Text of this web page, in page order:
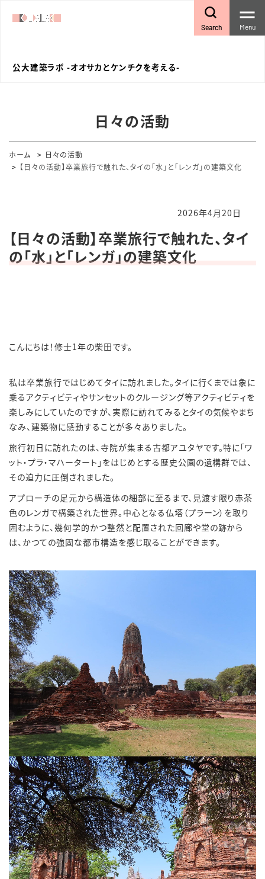
公大建築ラボ -オオサカとケンチクを考える-
Search Menu
日々の活動
ホーム
日々の活動
【日々の活動】卒業旅行で触れた、タイの「水」と「レンガ」の建築文化
2026年4月20日
【日々の活動】卒業旅行で触れた、タイ
の「水」と「レンガ」の建築文化
こんにちは！修士1年の柴田です。
私は卒業旅行ではじめてタイに訪れました。タイに行くまでは象に
乗るアクティビティやサンセットのクルージング等アクティビティを
楽しみにしていたのですが、実際に訪れてみるとタイの気候やまち
なみ、建築物に感動することが多々ありました。
旅行初日に訪れたのは、寺院が集まる古都アユタヤです。特に「ワ
ット・プラ・マハータート」をはじめとする歴史公園の遺構群では、
その迫力に圧倒されました。
アプローチの足元から構造体の細部に至るまで、見渡す限り赤茶
色のレンガで構築された世界。中心となる仏塔（プラーン）を取り
囲むように、幾何学的かつ整然と配置された回廊や堂の跡から
は、かつての強固な都市構造を感じ取ることができます。